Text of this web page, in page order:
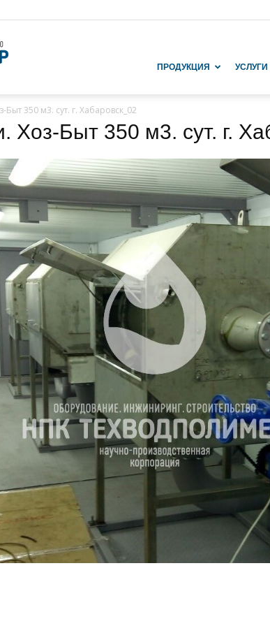
и
производство
в
России
ПРОДУКЦИЯ УСЛУГИ
350 м3. сут. г. Хабаровск_02
Хоз-Быт 350 м3. сут. г.